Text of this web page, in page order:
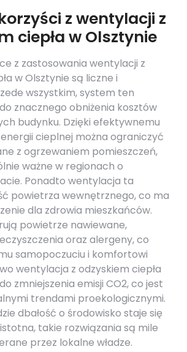
z wentylacji z
ciepła w Olsztynie
z zastosowania wentylacji z
w Olsztynie są liczne i
wszystkim, system ten
znacznego obniżenia kosztów
budynku. Dzięki efektywnemu
cieplnej można ograniczyć
z ogrzewaniem pomieszczeń,
ważne w regionach o
Ponadto wentylacja ta
powietrza wewnętrznego, co ma
dla zdrowia mieszkańców.
powietrze nawiewane,
oraz alergeny, co
samopoczuciu i komfortowi
wentylacja z odzyskiem ciepła
zmniejszenia emisji CO2, co jest
trendami proekologicznymi.
dbałość o środowisko staje się
takie rozwiązania są mile
przez lokalne władze.